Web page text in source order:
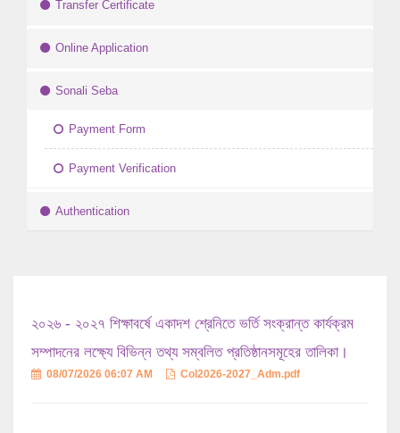
Transfer Certificate
Online Application
Sonali Seba
Payment Form
Payment Verification
Authentication
২০২৬ - ২০২৭ শিক্ষাবর্ষে একাদশ শ্রেনিতে ভর্তি সংক্রান্ত কার্যক্রম
সম্পাদনের লক্ষ্যে বিভিন্ন তথ্য সম্বলিত প্রতিষ্ঠানসমূহের তালিকা।
08/07/2026 06:07 AM Col2026-2027_Adm.pdf